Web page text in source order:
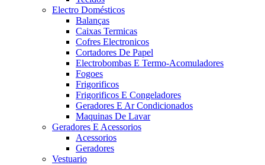
Electro Domésticos
Balanças
Caixas Termicas
Cofres Electronicos
Cortadores De Papel
Electrobombas E Termo-Acomuladores
Fogoes
Frigorificos
Frigorificos E Congeladores
Geradores E Ar Condicionados
Maquinas De Lavar
Geradores E Acessorios
Acessorios
Geradores
Vestuario